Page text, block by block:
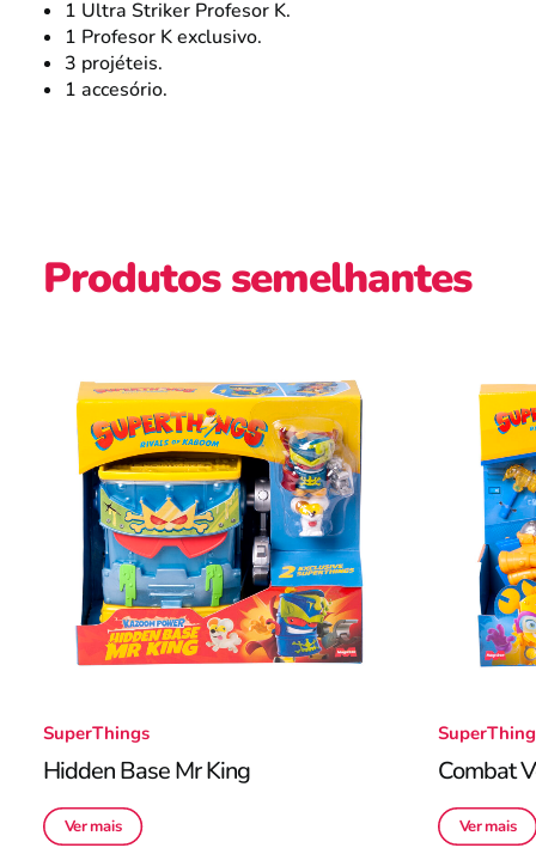
1 Ultra Striker Profesor K.
1 Profesor K exclusivo.
3 projéteis.
1 accesório.
Produtos semelhantes
SuperThings
Hidden Base Mr King
Ver mais
Combat
Ver mais